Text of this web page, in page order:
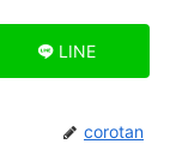
LINE
corotan